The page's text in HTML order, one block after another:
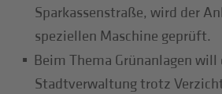
Sparkassenstraße, wird der
speziellen Maschine geprüft.
Beim Thema Grünanlagen will
Stadtverwaltung trotz